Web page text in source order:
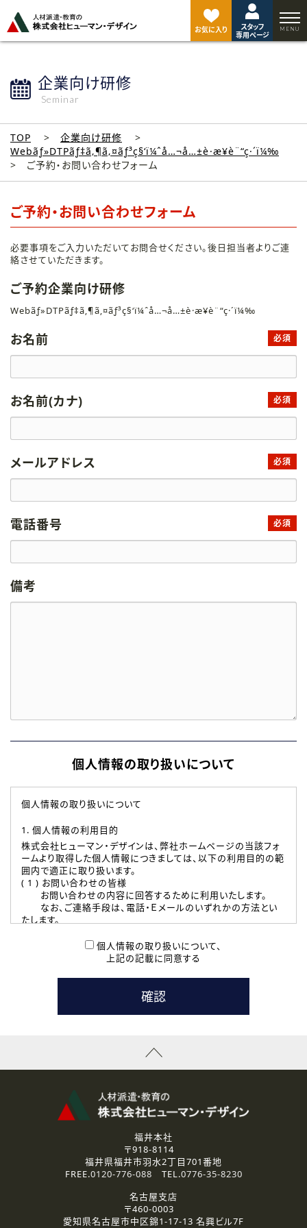
お気に入り
スタッフ
専用ページ
企業向け研修
Seminar
TOP
企業向け研修
Webãƒ»DTPãƒ‡ã‚¶ã‚¤ãƒ³ç§‘ï¼ˆå…¬å…±è·æ¥­è¨“ç·´ï¼‰
ご予約・お問い合わせフォーム
ご予約・お問い合わせフォーム
必要事項をご入力いただいてお問合せください。後日担当者よりご連
絡させていただきます。
ご予約企業向け研修
Webãƒ»DTPãƒ‡ã‚¶ã‚¤ãƒ³ç§‘ï¼ˆå…¬å…±è·æ¥­è¨“ç·´ï¼‰
お名前 必須
お名前(カナ) 必須
メールアドレス 必須
電話番号 必須
備考
個人情報の取り扱いについて
個人情報の取り扱いについて
1. 個人情報の利用目的
株式会社ヒューマン・デザインは、弊社ホームページの当該フォ
ームより取得した個人情報につきましては、以下の利用目的の範
囲内で適正に取り扱います。
( 1 ) お問い合わせの皆様
お問い合わせの内容に回答するために利用いたします。
なお、ご連絡手段は、電話・Ｅメールのいずれかの方法とい
たします。
本登録に関するご連絡および本登録時の参考情報として利
たします。
( 3 ) スタッフ派遣を検討されている企業の皆様
お問い合わせの内容に回答するために利用いたします。
なお、ご連絡手段は、電話・Ｅメールのいずれかの方法とい
資料送付、受講相談に関するご連絡のために利用いたしま
その他、お問い合わせの内容に回答するために利用いたし
なお、ご連絡手段は、電話・Ｅメールのいずれかの方法とい
2.個人情報の第三者提供
ご提供いただいた個人情報は、法令等の規定に従う場合を除き、
3.個人情報の取り扱いの委託
弊社の定める個人情報保護の評価基準を満たした委託先に、個
個人情報の取り扱いについて、
上記の記載に同意する
ジ
ト
福井本社
〒918-8114
福井県福井市羽水2丁目701番地
FREE.0120-776-088 TEL.0776-35-8230
名古屋支店
〒460-0003
愛知県名古屋市中区錦1-17-13 名興ビル7F